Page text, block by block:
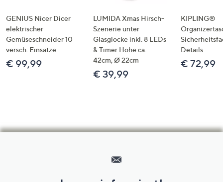
GENIUS Nicer Dicer
elektrischer
Gemüseschneider 10
versch. Einsätze
€ 99,99
LUMIDA Xmas Hirsch-
Szenerie unter
Glasglocke inkl. 8 LEDs
& Timer Höhe ca.
42cm, Ø 22cm
€ 39,99
KIPLING®
Details
€ 72,99